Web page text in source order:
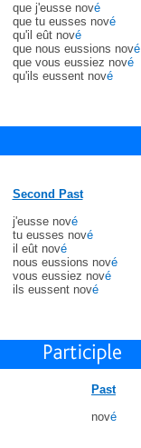
que j'eusse nové
que tu eusses nové
qu'il eût nové
que nous eussions nové
que vous eussiez nové
qu'ils eussent nové
Second Past
j'eusse nové
tu eusses nové
il eût nové
nous eussions nové
vous eussiez nové
ils eussent nové
Past
nové